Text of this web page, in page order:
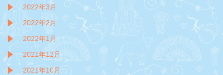
2022年3月
2022年2月
2022年1月
2021年12月
2021年10月